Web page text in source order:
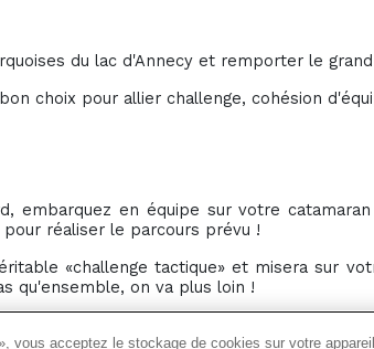
du lac d'Annecy et remporter le
choix pour allier challenge, cohésion
embarquez en équipe sur votre
réaliser le parcours prévu !
«challenge tactique» et misera sur
qu'ensemble, on va plus loin !
vous acceptez le stockage de cookies sur votre